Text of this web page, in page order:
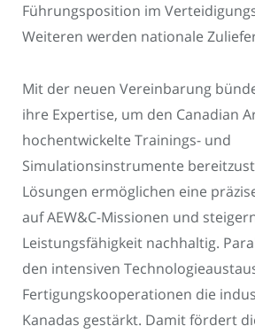
Führungsposition im
Weiteren werden nationale
Mit der neuen Vereinbarung
ihre Expertise, um den Canadian
hochentwickelte Trainings- und
Simulationsinstrumente
Lösungen ermöglichen eine
auf AEW&C-Missionen und
Leistungsfähigkeit nachhaltig.
den intensiven
Fertigungskooperationen die
Kanadas gestärkt. Damit fördert